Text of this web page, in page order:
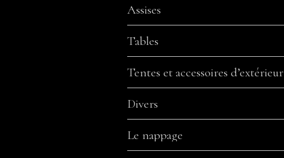
Assises
Tables
Tentes et accessoires d’extérieur
Divers
Le nappage